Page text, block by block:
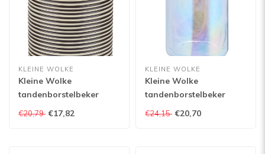
KLEINE WOLKE
Kleine Wolke
tandenborstelbeker
Okapi
€20,79 €17,82
KLEINE WOLKE
Kleine Wolke
tandenborstelbeker
Opalis
€24,15 €20,70